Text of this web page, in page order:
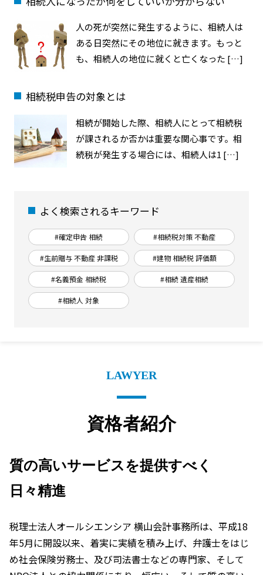
人の死が突然に発生するように、相続人は
ある日突然にその地位に就きます。もっと
も、相続人の地位に就くと亡くなった […]
相続税申告の対象とは
相続が開始した際、相続人にとって相続税
が課されるか否かは重要な関心事です。相
続税が発生する場合には、相続人は1 […]
よく検索されるキーワード
#確定申告 相続 #相続税対策 不動産
#生前贈与 不動産 非課税 #建物 相続税 評価額
#名義預金 相続税 #相続 遺産相続
#相続人 対象
LAWYER
資格者紹介
質の高いサービスを提供すべく
日々精進
税理士法人オールシエンシア 横山会計事務所は、平成18
年5月に開設以来、着実に実績を積み上げ、弁護士をはじ
め社会保険労務士、及び司法書士などの専門家、そして